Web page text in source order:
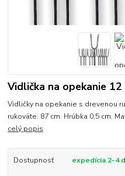
Vidlička na opekanie 12
Vidličky na opekanie s drevenou
rukoväte: 87 cm. Hrúbka 0,5 cm.
celý popis
Dostupnosť expedícia 2-4